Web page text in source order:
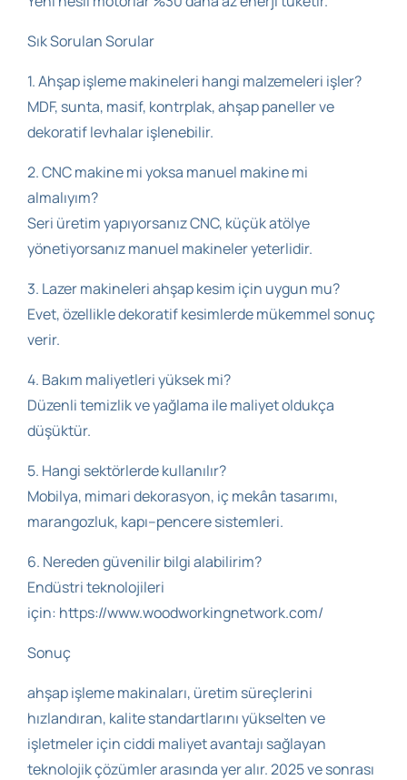
Sık Sorulan Sorular
1. Ahşap işleme makineleri hangi malzemeleri işler?
MDF, sunta, masif, kontrplak, ahşap paneller ve
dekoratif levhalar işlenebilir.
2. CNC makine mi yoksa manuel makine mi
almalıyım?
Seri üretim yapıyorsanız CNC, küçük atölye
yönetiyorsanız manuel makineler yeterlidir.
3. Lazer makineleri ahşap kesim için uygun mu?
Evet, özellikle dekoratif kesimlerde mükemmel sonuç
verir.
4. Bakım maliyetleri yüksek mi?
Düzenli temizlik ve yağlama ile maliyet oldukça
düşüktür.
5. Hangi sektörlerde kullanılır?
Mobilya, mimari dekorasyon, iç mekân tasarımı,
marangozluk, kapı–pencere sistemleri.
6. Nereden güvenilir bilgi alabilirim?
Endüstri teknolojileri
için: https://www.woodworkingnetwork.com/
Sonuç
ahşap işleme makinaları, üretim süreçlerini
hızlandıran, kalite standartlarını yükselten ve
işletmeler için ciddi maliyet avantajı sağlayan
teknolojik çözümler arasında yer alır. 2025 ve sonrası